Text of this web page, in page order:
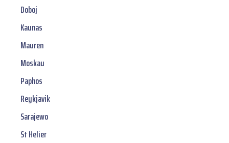
Doboj
Kaunas
Mauren
Moskau
Paphos
Reykjavik
Sarajewo
St Helier